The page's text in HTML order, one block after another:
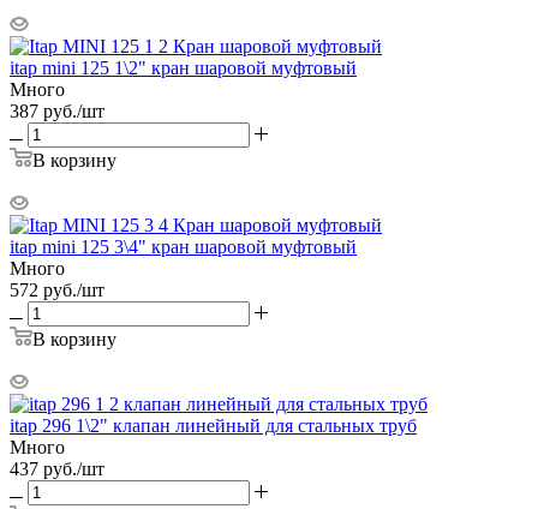
itap mini 125 1\2" кран шаровой муфтовый
Много
387 руб./шт
В корзину
itap mini 125 3\4" кран шаровой муфтовый
Много
572 руб./шт
В корзину
itap 296 1\2" клапан линейный для стальных труб
Много
437 руб./шт